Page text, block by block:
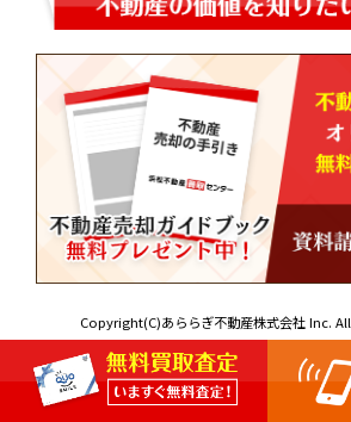
Copyright(C)あららぎ不動産株式会社 Inc.